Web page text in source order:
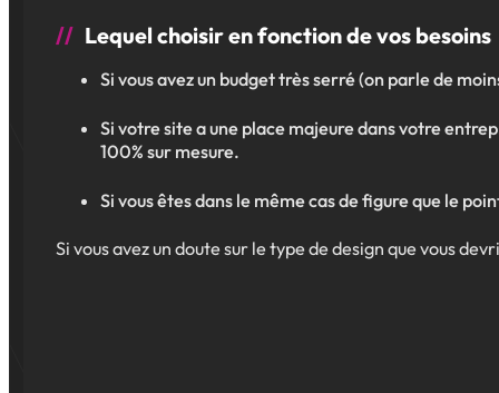
Lequel choisir en fonction de vos besoins
Si vous avez un budget très serré (on parle de
Si votre site a une place majeure dans votre
100% sur mesure.
Si vous êtes dans le même cas de figure que le
Si vous avez un doute sur le type de design que vous